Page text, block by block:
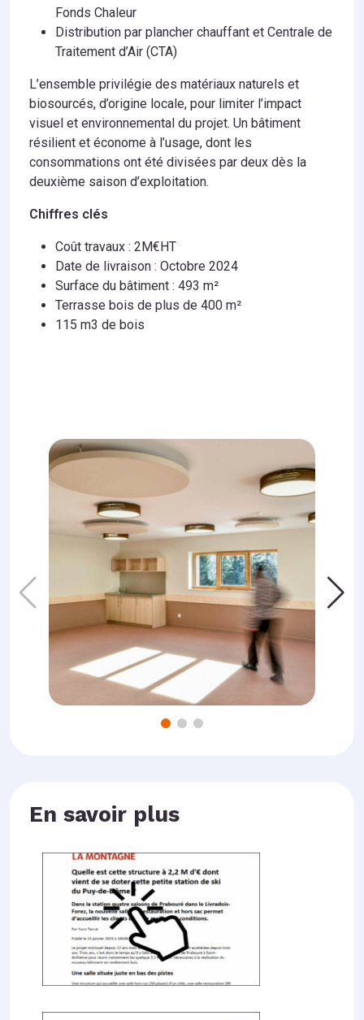
Fonds Chaleur
Distribution par plancher chauffant et Centrale de
Traitement d’Air (CTA)
L’ensemble privilégie des matériaux naturels et
biosourcés, d’origine locale, pour limiter l’impact
visuel et environnemental du projet. Un bâtiment
résilient et économe à l’usage, dont les
consommations ont été divisées par deux dès la
deuxième saison d’exploitation.
Chiffres clés
Coût travaux : 2M€HT
Date de livraison : Octobre 2024
Surface du bâtiment : 493 m²
Terrasse bois de plus de 400 m²
115 m3 de bois
En savoir plus